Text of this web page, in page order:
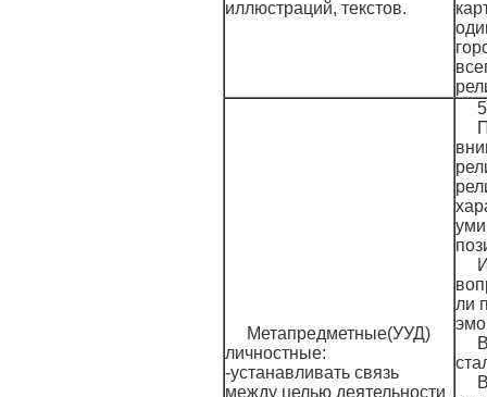
иллюстраций, текстов.
Метапредметные(УУД)
личностные:
-устанавливать связь
между целью деятельности
ли